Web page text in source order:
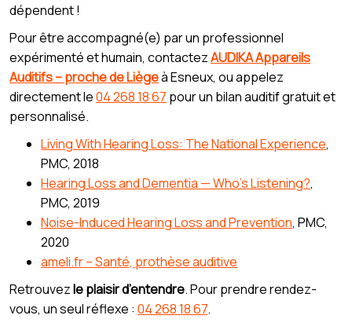
dépendent !
Pour être accompagné(e) par un professionnel
expérimenté et humain, contactezAUDIKA Appareils
Auditifs – proche de Liègeà Esneux, ou appelez
directement le04 268 18 67 pour un bilan auditif gratuit et
personnalisé.
Living With Hearing Loss: The National Experience,
PMC, 2018
Hearing Loss and Dementia — Who’s Listening?,
PMC, 2019
Noise-Induced Hearing Loss and Prevention, PMC,
2020
ameli.fr – Santé, prothèse auditive
Retrouvezle plaisir d’entendre. Pour prendre rendez-
vous, un seul réflexe : 04 268 18 67.